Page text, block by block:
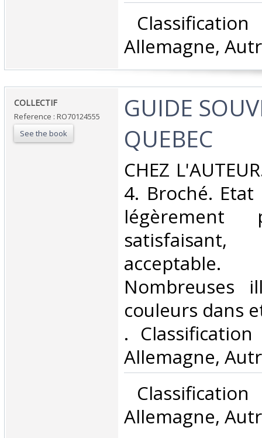
Allemagne,
‎COLLECTIF‎
Reference : RO70124555
See the book
‎GUIDE
QUEBEC‎
‎CHEZ
4. Broché. Etat
légèrement
Nombreuses
couleurs dans
.
Allemagne,
Allemagne,